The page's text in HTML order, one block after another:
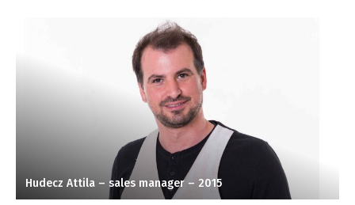
Hudecz Attila – sales manager – 2015